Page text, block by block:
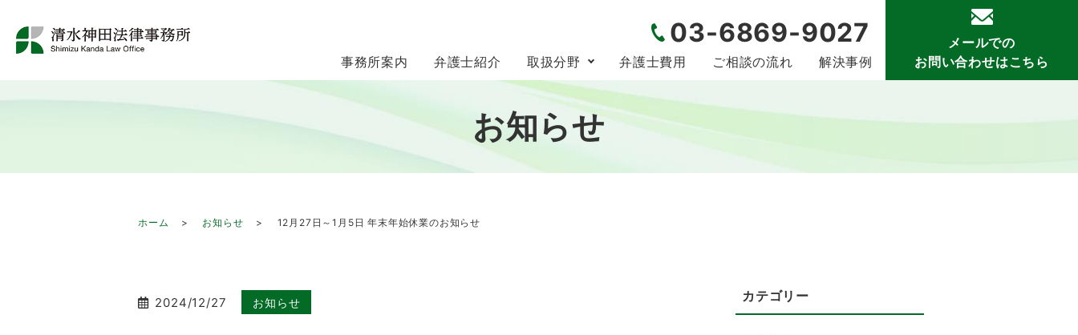
事務所案内 弁護士紹介 取扱分野 弁護士費用 ご相談の流れ 解決事例
03-6869-9027
メールでの
お問い合わせはこちら
お知らせ
ホーム お知らせ 12月27日～1月5日 年末年始休業のお知らせ
2024/12/27 お知らせ